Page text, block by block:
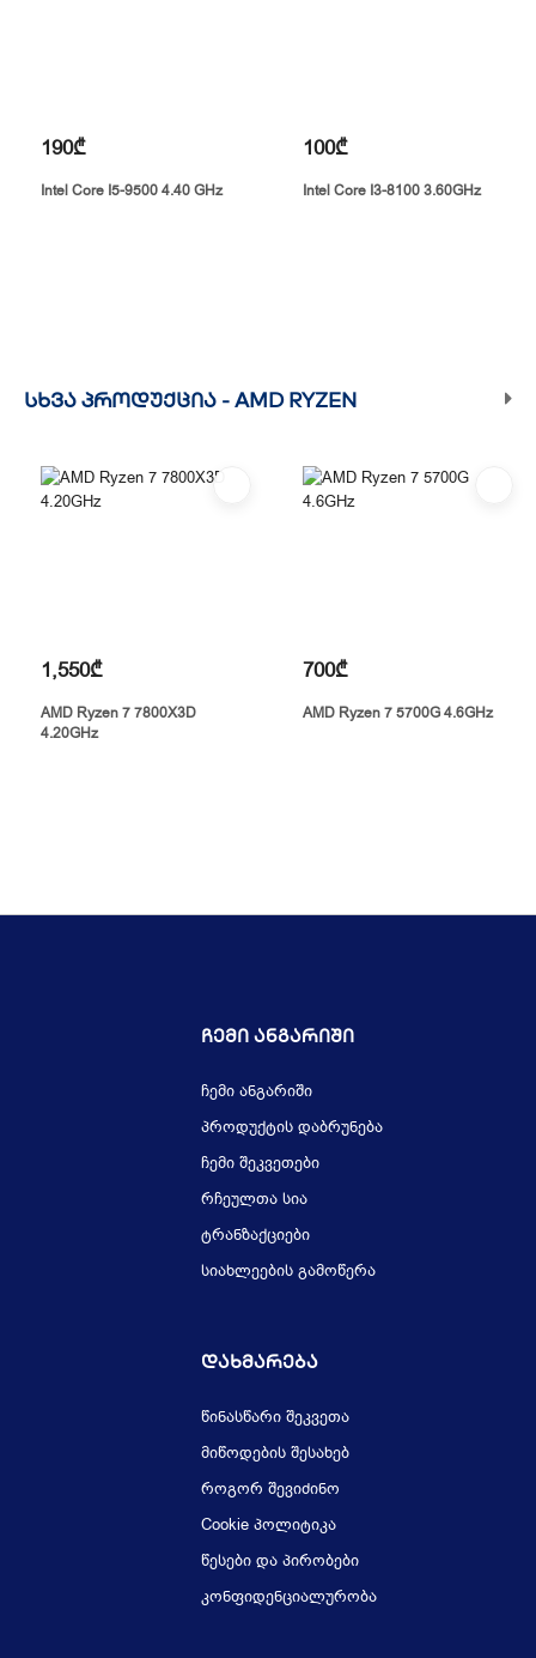
190₾
Intel Core I5-9500 4.40 GHz
100₾
Intel Core I3-8100 3.60GHz
ᲡᲮᲕᲐ ᲞᲠᲝᲓᲣᲥᲪᲘᲐ -AMD RYZEN
1,550₾
AMD Ryzen 7 7800X3D
4.20GHz
700₾
AMD Ryzen 7 5700G 4.6GHz
Ჩემი Ანგარიში
ჩემი ანგარიში
პროდუქტის დაბრუნება
ჩემი შეკვეთები
რჩეულთა სია
ტრანზაქციები
სიახლეების გამოწერა
Დახმარება
წინასწარი შეკვეთა
მიწოდების შესახებ
როგორ შევიძინო
Cookie პოლიტიკა
წესები და პირობები
კონფიდენციალურობა